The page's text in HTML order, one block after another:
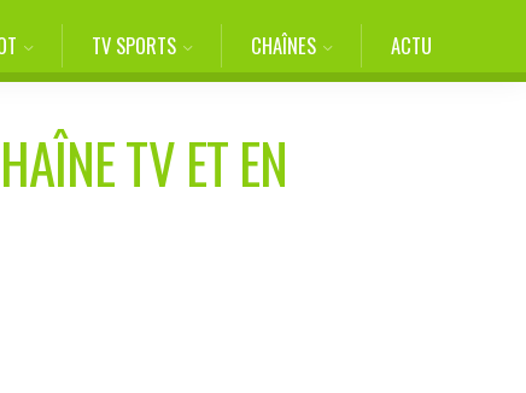
TV SPORTS CHAÎNES ACTU
TV ET EN